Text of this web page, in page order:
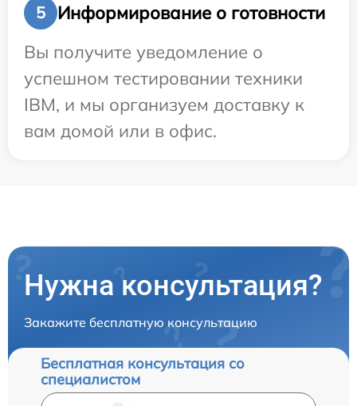
5
Информирование о готовности
Вы получите уведомление о
успешном тестировании техники
IBM, и мы организуем доставку к
вам домой или в офис.
Нужна консультация?
Закажите бесплатную консультацию
Бесплатная консультация со
специалистом